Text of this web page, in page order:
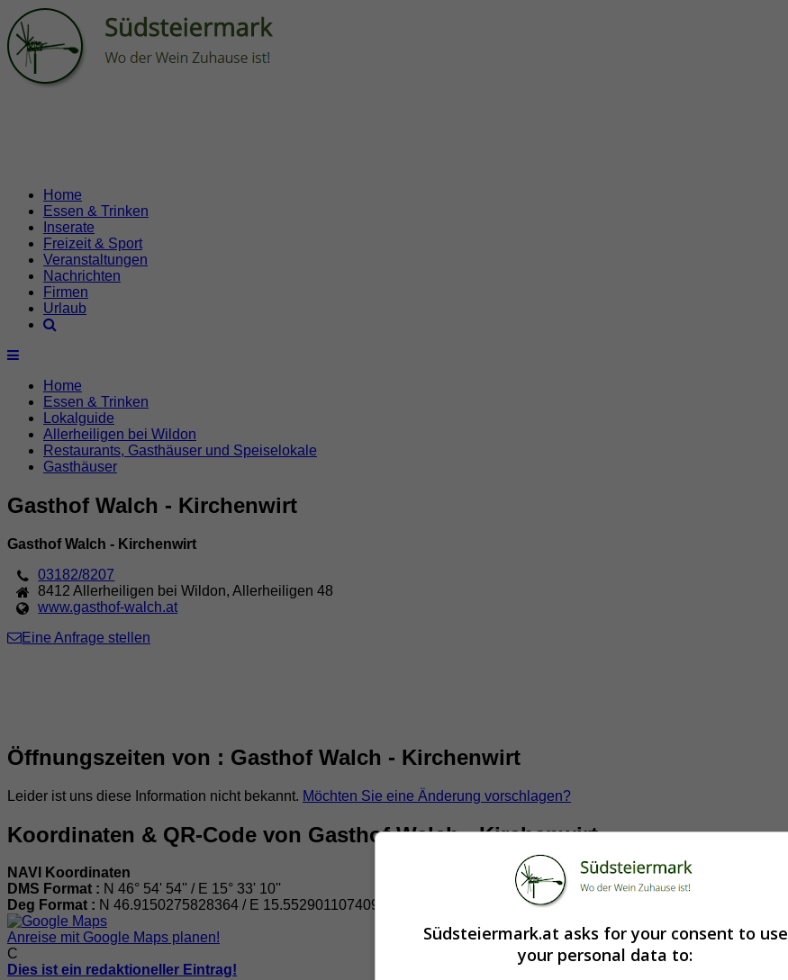
Home
Essen & Trinken
Inserate
Freizeit & Sport
Veranstaltungen
Nachrichten
Firmen
Urlaub
Home
Essen & Trinken
Lokalguide
Allerheiligen bei Wildon
Restaurants, Gasthäuser und Speiselokale
Gasthäuser
Gasthof Walch - Kirchenwirt
Gasthof Walch - Kirchenwirt
03182/8207
8412 Allerheiligen bei Wildon,Allerheiligen 48
www.gasthof-walch.at
Eine Anfrage stellen
Öffnungszeiten von : Gasthof Walch - Kirchenwirt
Leider ist uns diese Information nicht bekannt. Möchten Sie eine Änderung vorschlagen?
Koordinaten & QR-Code von Gasthof Walch - Kirchenwirt
NAVI Koordinaten
DMS Format : N 46° 54' 54'' / E 15° 33' 10''
Deg Format : N 46.9150275828364 / E 15.552901107409639
Anreise mit Google Maps planen!
C
Dies ist ein redaktioneller Eintrag!
Südsteiermark.at asks for your consent to use
your personal data to: